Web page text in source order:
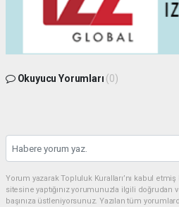
Okuyucu Yorumları (0)
Yorum yazarak Topluluk Kuralları’nı kabul
sitesine yaptığınız yorumunuzla ilgili doğrudan
başınıza üstleniyorsunuz. Yazılan tüm